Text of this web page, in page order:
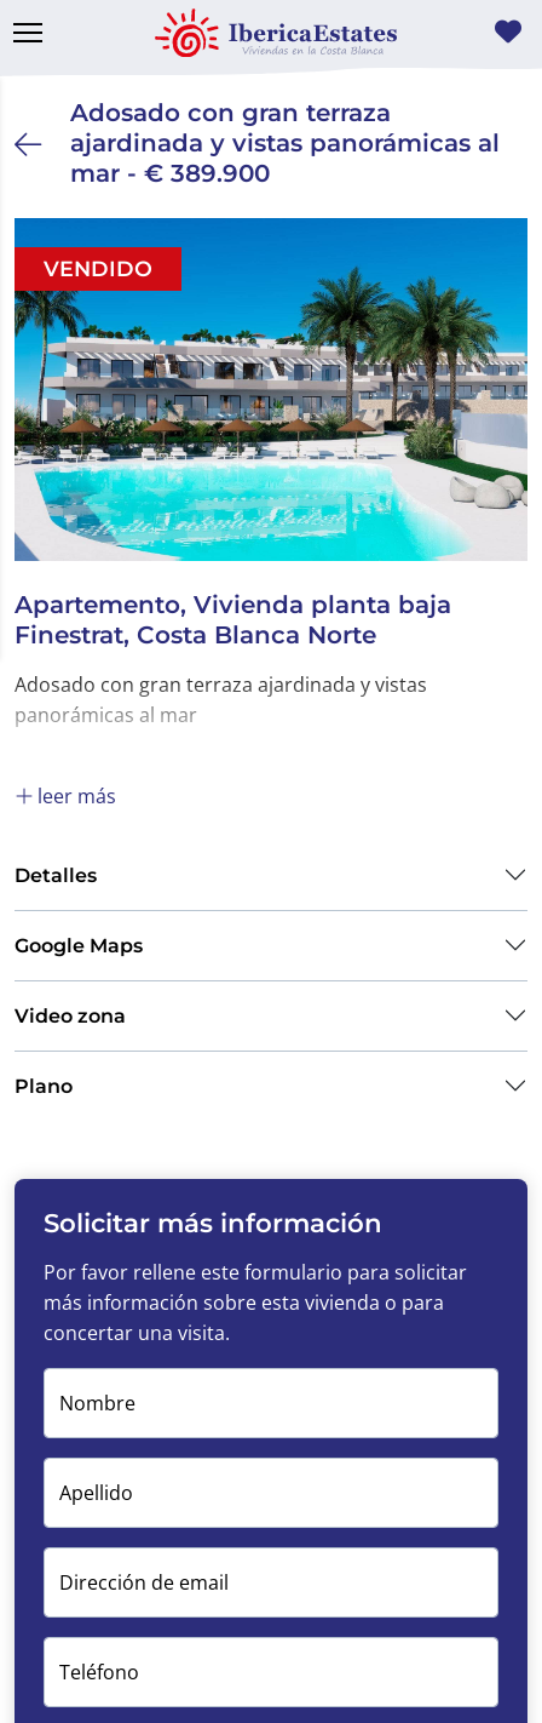
Adosado con gran terraza
ajardinada y vistas panorámicas al
mar - € 389.900
VENDIDO
Apartemento, Vivienda planta baja
Finestrat, Costa Blanca Norte
Adosado con gran terraza ajardinada y vistas
panorámicas al mar
leer más
Detalles
Google Maps
Video zona
Plano
Solicitar más información
Por favor rellene este formulario para solicitar
más información sobre esta vivienda o para
concertar una visita.
Nombre
Apellido
Dirección de email
Teléfono